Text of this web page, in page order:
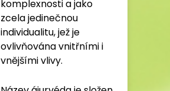
komplexnosti a jako
zcela jedinečnou
individualitu, jež je
ovlivňována vnitřními i
vnějšími vlivy.